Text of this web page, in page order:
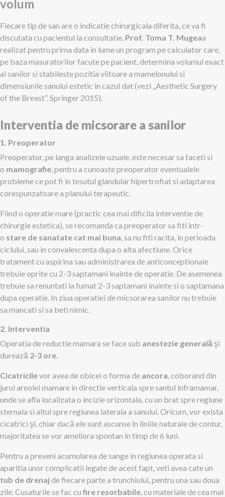
volum
Fiecare tip de san are o indicatie chirurgicala diferita, ce va fi
discutata cu pacientul la consultatie. Prof. Toma T. Mugeaa
realizat pentru prima data in lume un program pe calculator care,
pe baza masuratorilor facute pe pacient, determina volumul exact
al sanilor si stabileste pozitia viitoare a mamelonului si
dimensiunile sanului estetic in cazul dat (vezi „Aesthetic Surgery
of the Breast”, Springer 2015).
Interventia de micsorare a sanilor
1. Preoperator
Preoperator, pe langa analizele uzuale, este necesar sa faceti si
o mamografie, pentru a cunoaste preoperator eventualele
probleme ce pot fi in tesutul glandular hipertrofiat si adaptarea
corespunzatoare a planului terapeutic.
Fiind o operatie mare (practic cea mai dificila interventie de
chirurgie estetica), se recomanda ca preoperator sa fiti intr-
o stare de sanatate cat mai buna, sa nu fiti racita, in perioada
ciclului, sau in convalescenta dupa o alta afectiune. Orice
tratament cu aspirina sau administrarea de anticonceptionale
trebuie oprite cu 2-3 saptamani inainte de operatie. De asemenea
trebuie sa renuntati la fumat 2-3 saptamani inainte si o saptamana
dupa operatie. In ziua operatiei de micsorarea sanilor nu trebuie
sa mancati si sa beti nimic.
2. Interventia
Operatia de reductie mamara se face sub anestezie generalăşi
durează 2-3 ore.
Cicatricilevor avea de obicei o forma de ancora, coborand din
jurul areolei mamare in directie verticala spre santul inframamar,
unde se afla localizata o incizie orizontala, cu un brat spre regiune
sternala si altul spre regiunea laterala a sanului. Oricum, vor exista
cicatrici şi, chiar dacă ele sunt ascunse în liniile naturale de contur,
majoritatea se vor ameliora spontan în timp de 6 luni.
Pentru a preveni acumularea de sange in regiunea operata si
aparitia unor complicatii legate de acest fapt, veti avea cate un
tub de drenajde fiecare parte a trunchiului, pentru una sau doua
zile. Cusaturile se fac cu fire resorbabile, cu materiale de cea mai